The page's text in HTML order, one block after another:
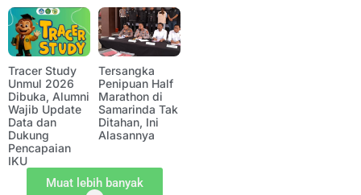
Tracer Study
Unmul 2026
Dibuka, Alumni
Wajib Update
Data dan
Dukung
Pencapaian
IKU
Tersangka
Penipuan Half
Marathon di
Samarinda Tak
Ditahan, Ini
Alasannya
Muat lebih banyak